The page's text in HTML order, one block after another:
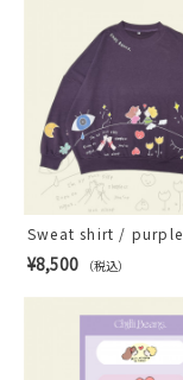
Sweat shirt / purple
¥8,500 （税込）